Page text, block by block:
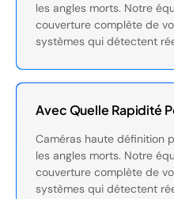
les angles morts. Notre
couverture complète de
systèmes qui détectent
Avec Quelle Rapidité
Caméras haute définition
les angles morts. Notre
couverture complète de
systèmes qui détectent